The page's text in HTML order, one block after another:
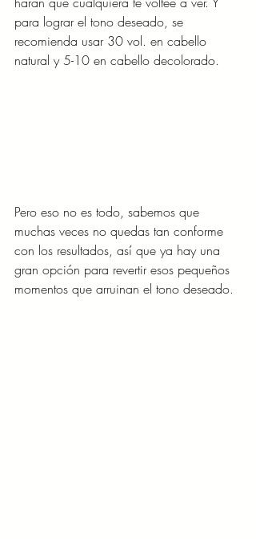
para lograr el tono deseado, se
recomienda usar 30 vol. en cabello
natural y 5-10 en cabello decolorado.
Pero eso no es todo, sabemos que
muchas veces no quedas tan conforme
con los resultados, así que ya hay una
gran opción para revertir esos pequeños
momentos que arruinan el tono deseado.